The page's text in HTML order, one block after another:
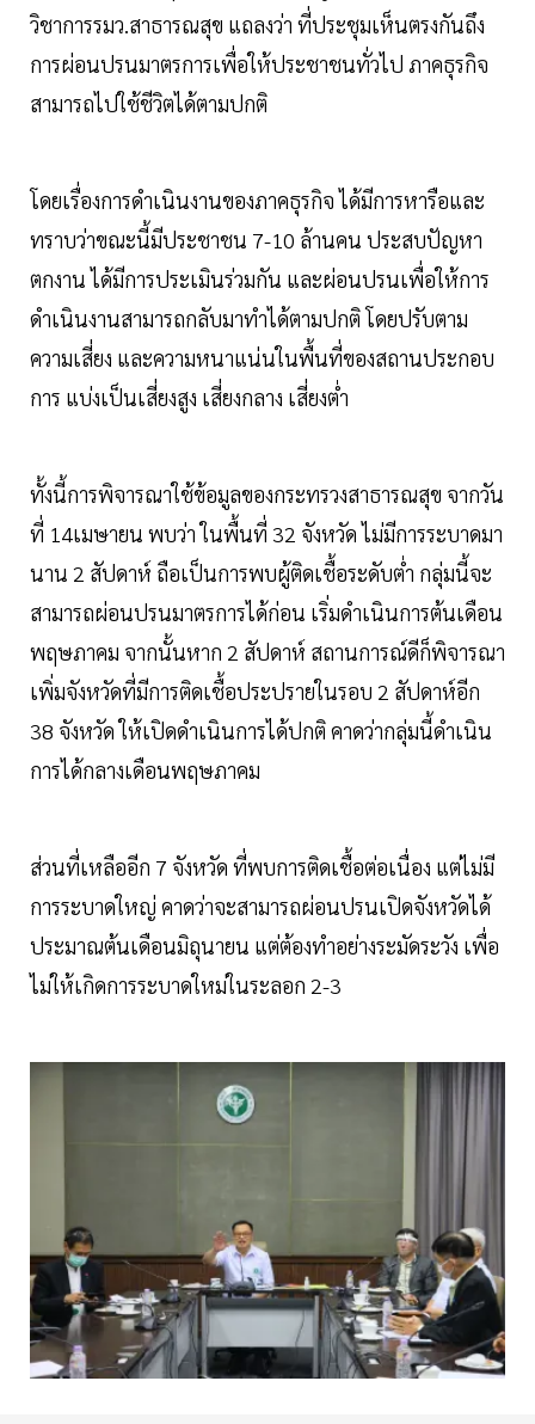
วิชาการรมว.สาธารณสุข แถลงว่า ที่ประชุมเห็นตรงกันถึง
การผ่อนปรนมาตรการเพื่อให้ประชาชนทั่วไป ภาคธุรกิจ
สามารถไปใช้ชีวิตได้ตามปกติ
โดยเรื่องการดำเนินงานของภาคธุรกิจ ได้มีการหารือและ
ทราบว่าขณะนี้มีประชาชน 7-10 ล้านคน ประสบปัญหา
ตกงาน ได้มีการประเมินร่วมกัน และผ่อนปรนเพื่อให้การ
ดำเนินงานสามารถกลับมาทำได้ตามปกติ โดยปรับตาม
ความเสี่ยง และความหนาแน่นในพื้นที่ของสถานประกอบ
การ แบ่งเป็นเสี่ยงสูง เสี่ยงกลาง เสี่ยงต่ำ
ทั้งนี้การพิจารณาใช้ข้อมูลของกระทรวงสาธารณสุข จากวัน
ที่ 14เมษายน พบว่า ในพื้นที่ 32 จังหวัด ไม่มีการระบาดมา
นาน 2 สัปดาห์ ถือเป็นการพบผู้ติดเชื้อระดับต่ำ กลุ่มนี้จะ
สามารถผ่อนปรนมาตรการได้ก่อน เริ่มดำเนินการต้นเดือน
พฤษภาคม จากนั้นหาก 2 สัปดาห์ สถานการณ์ดีก็พิจารณา
เพิ่มจังหวัดที่มีการติดเชื้อประปรายในรอบ 2 สัปดาห์อีก
38 จังหวัด ให้เปิดดำเนินการได้ปกติ คาดว่ากลุ่มนี้ดำเนิน
การได้กลางเดือนพฤษภาคม
ส่วนที่เหลืออีก 7 จังหวัด ที่พบการติดเชื้อต่อเนื่อง แต่ไม่มี
การระบาดใหญ่ คาดว่าจะสามารถผ่อนปรนเปิดจังหวัดได้
ประมาณต้นเดือนมิถุนายน แต่ต้องทำอย่างระมัดระวัง เพื่อ
ไม่ให้เกิดการระบาดใหม่ในระลอก 2-3